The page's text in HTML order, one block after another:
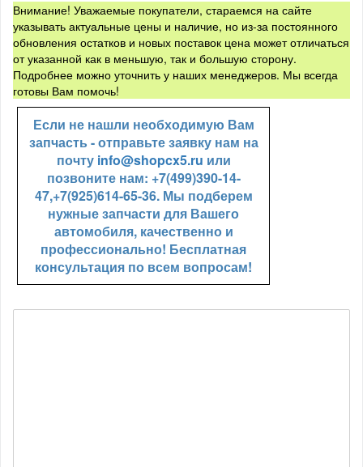
Внимание! Уважаемые покупатели, стараемся на сайте
указывать актуальные цены и наличие, но из-за постоянного
обновления остатков и новых поставок цена может отличаться
от указанной как в меньшую, так и большую сторону.
Подробнее можно уточнить у наших менеджеров. Мы всегда
готовы Вам помочь!
Если не нашли необходимую Вам
запчасть - отправьте заявку нам на
почту info@shopcx5.ru или
позвоните нам: +7(499)390-14-
47,+7(925)614-65-36. Мы подберем
нужные запчасти для Вашего
автомобиля, качественно и
профессионально! Бесплатная
консультация по всем вопросам!